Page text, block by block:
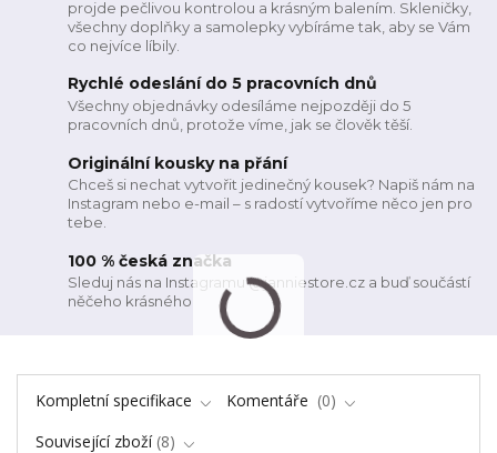
projde pečlivou kontrolou a krásným balením. Skleničky,
všechny doplňky a samolepky vybíráme tak, aby se Vám
co nejvíce líbily.
Rychlé odeslání do 5 pracovních dnů
Všechny objednávky odesíláme nejpozději do 5
pracovních dnů, protože víme, jak se člověk těší.
Originální kousky na přání
Chceš si nechat vytvořit jedinečný kousek? Napiš nám na
Instagram nebo e-mail – s radostí vytvoříme něco jen pro
tebe.
100 % česká značka
Sleduj nás na Instagramu @janniestore.cz a buď součástí
něčeho krásného
Kompletní specifikace Komentáře
0
Související zboží 8